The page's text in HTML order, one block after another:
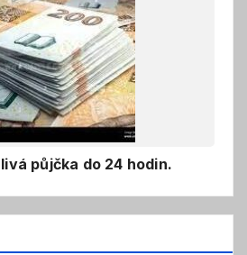
půjčka do 24 hodin.